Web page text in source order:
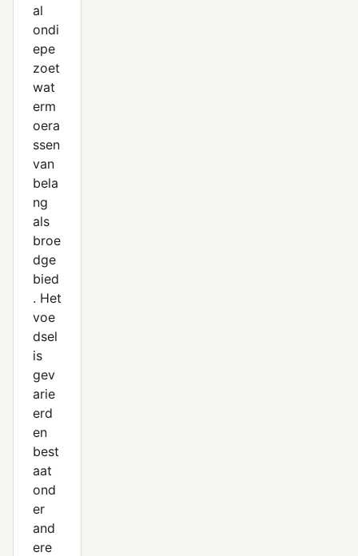
al
ondi
epe
zoet
wat
erm
oera
ssen
van
bela
ng
als
broe
dge
bied
. Het
voe
dsel
is
gev
arie
erd
en
best
aat
ond
er
and
ere